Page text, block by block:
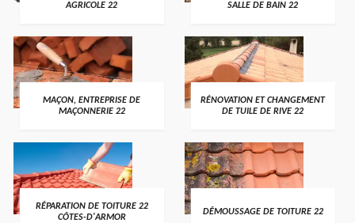
AGRICOLE 22
SALLE DE BAIN 22
MAÇON, ENTREPRISE DE
MAÇONNERIE 22
RÉNOVATION ET CHANGEMENT
DE TUILE DE RIVE 22
RÉPARATION DE TOITURE 22
CÔTES-D'ARMOR
DÉMOUSSAGE DE TOITURE 22